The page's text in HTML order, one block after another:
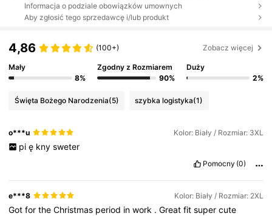
Informacja o podziale obowiązków umownych
Aby zgłosić tego sprzedawcę i/lub produkt
4,86 (100+) Zobacz więcej
Mały
8%
Zgodny z Rozmiarem
90%
Duży
2%
Święta Bożego Narodzenia(5) szybka logistyka(1)
o***u Kolor: Biały / Rozmiar: 3XL
pi ę kny sweter
Pomocny (0)
e***8 Kolor: Biały / Rozmiar: 2XL
GotfortheChristmas period inwork .Greatfitsupercute